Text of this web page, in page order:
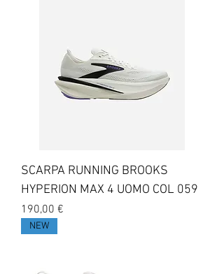
SCARPA RUNNING BROOKS
HYPERION MAX 4 UOMO COL 059
Prezzo
190,00 €
NEW